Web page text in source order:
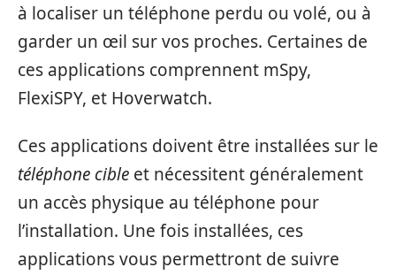
à localiser un téléphone perdu ou volé, ou à
garder un œil sur vos proches. Certaines de
ces applications comprennent mSpy,
FlexiSPY, et Hoverwatch.
Ces applications doivent être installées sur le
téléphone cible et nécessitent généralement
un accès physique au téléphone pour
l’installation. Une fois installées, ces
applications vous permettront de suivre